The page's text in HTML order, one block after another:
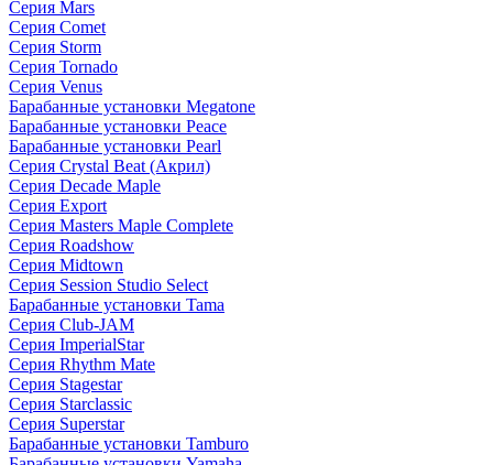
Серия Mars
Серия Comet
Серия Storm
Серия Tornado
Серия Venus
Барабанные установки Megatone
Барабанные установки Peace
Барабанные установки Pearl
Серия Crystal Beat (Акрил)
Серия Decade Maple
Серия Export
Серия Masters Maple Complete
Серия Roadshow
Серия Midtown
Серия Session Studio Select
Барабанные установки Tama
Серия Club-JAM
Серия ImperialStar
Серия Rhythm Mate
Серия Stagestar
Серия Starclassic
Серия Superstar
Барабанные установки Tamburo